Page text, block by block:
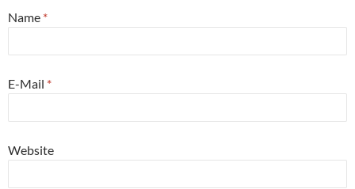
Name *
E-Mail *
Website